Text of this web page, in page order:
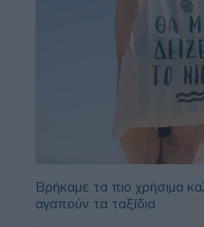
Βρήκαμε τα πιο χρήσιμα
αγαπούν τα ταξίδια